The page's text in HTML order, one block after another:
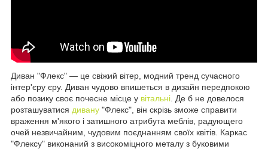
Диван "Флекс" — це свіжий вітер, модний тренд сучасного
інтер'єру єру. Диван чудово впишеться в дизайн передпокою
або позику своє почесне місце у вітальні . Де б не довелося
розташуватися дивану "Флекс", він скрізь зможе справити
враження м'якого і затишного атрибута меблів, радующего
очей незвичайним, чудовим поєднанням своїх квітів. Каркас
"Флексу" виконаний з високоміцного металу з буковими